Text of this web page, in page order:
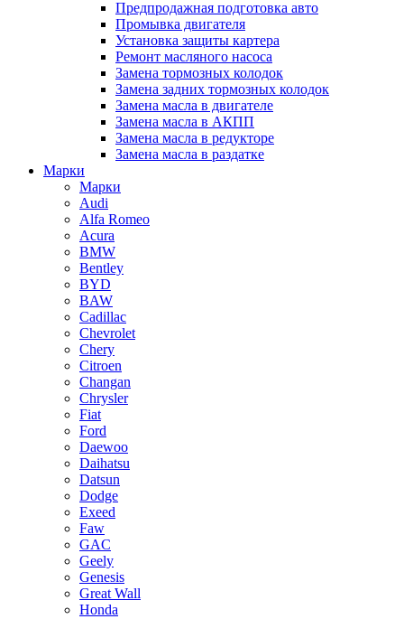
Предпродажная подготовка авто
Промывка двигателя
Установка защиты картера
Ремонт масляного насоса
Замена тормозных колодок
Замена задних тормозных колодок
Замена масла в двигателе
Замена масла в АКПП
Замена масла в редукторе
Замена масла в раздатке
Марки
Марки
Audi
Alfa Romeo
Acura
BMW
Bentley
BYD
BAW
Cadillac
Chevrolet
Chery
Citroen
Changan
Chrysler
Fiat
Ford
Daewoo
Daihatsu
Datsun
Dodge
Exeed
Faw
GAC
Geely
Genesis
Great Wall
Honda